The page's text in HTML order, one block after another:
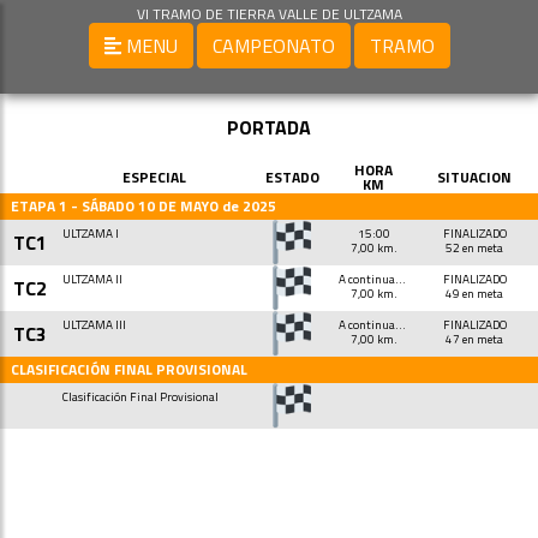
VI TRAMO DE TIERRA VALLE DE ULTZAMA
MENU CAMPEONATO TRAMO
PORTADA
ESPECIAL ESTADO HORA
KM
SITUACION
ETAPA 1 - SÁBADO 10 DE MAYO de 2025
TC1 ULTZAMA I
15:00
7,00 km.
FINALIZADO
52 en meta
TC2 ULTZAMA II
A continuación
7,00 km.
FINALIZADO
49 en meta
TC3 ULTZAMA III
A continuación
7,00 km.
FINALIZADO
47 en meta
CLASIFICACIÓN FINAL PROVISIONAL
Clasificación Final Provisional